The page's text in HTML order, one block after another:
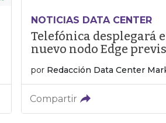
NOTICIAS DATA CENTER
Telefónica desplegará
nuevo nodo Edge
por Redacción Data Center
Compartir